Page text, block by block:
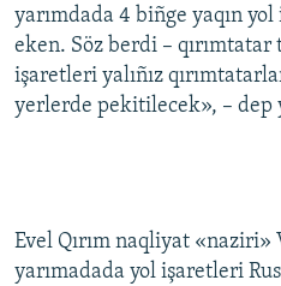
yarımdada 4 biñge yaqın
eken. Söz berdi –
işaretleri yalıñız
yerlerde pekitilecek», – dep
Evel Qırım naqliyat «naziri»
yarımadada yol işaretleri